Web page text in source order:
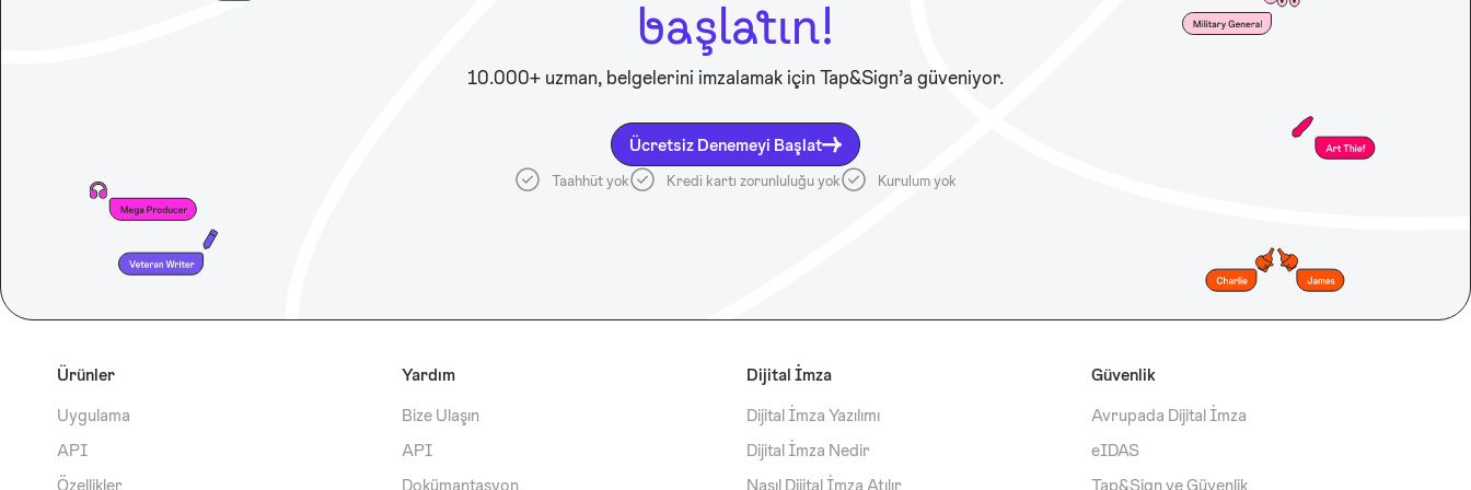
başlatın!
10.000+ uzman, belgelerini imzalamak için Tap&Sign’a güveniyor.
Ücretsiz Denemeyi Başlat
Taahhüt yok Kredi kartı zorunluluğu yok Kurulum yok
Ürünler
Uygulama
API
Özellikler
Yardım
Bize Ulaşın
API
Dokümantasyon
Dijital İmza
Dijital İmza Yazılımı
Dijital İmza Nedir
Nasıl Dijital İmza Atılır
Güvenlik
Avrupada Dijital İmza
eIDAS
Tap&Sign ve Güvenlik